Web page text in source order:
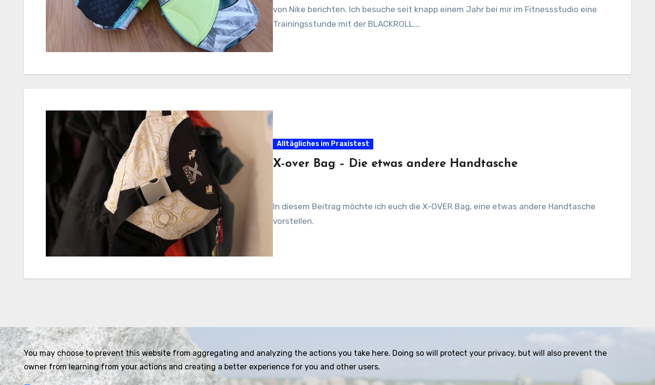
von Nike berichten. Ich besuche seit knapp einem Jahr bei mir im Fitnessstudio eine
Trainingsstunde mit der BLACKROLL.…
Alltägliches im Praxistest
X-over Bag – Die etwas andere Handtasche
In diesem Beitrag möchte ich euch die X-OVER Bag, eine etwas andere Handtasche
vorstellen.
You may choose to prevent this website from aggregating and analyzing the actions you take here. Doing so will protect your privacy, but will also prevent the
owner from learning from your actions and creating a better experience for you and other users.